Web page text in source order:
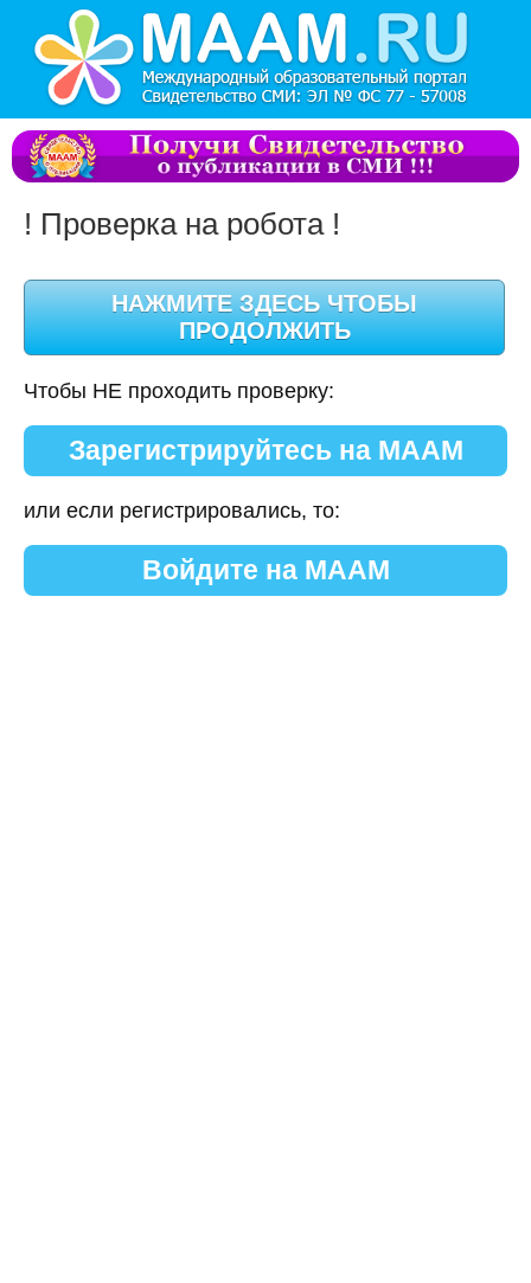
! Проверка на робота !
Чтобы НЕ проходить проверку:
Зарегистрируйтесь на МААМ
или если регистрировались, то:
Войдите на МААМ